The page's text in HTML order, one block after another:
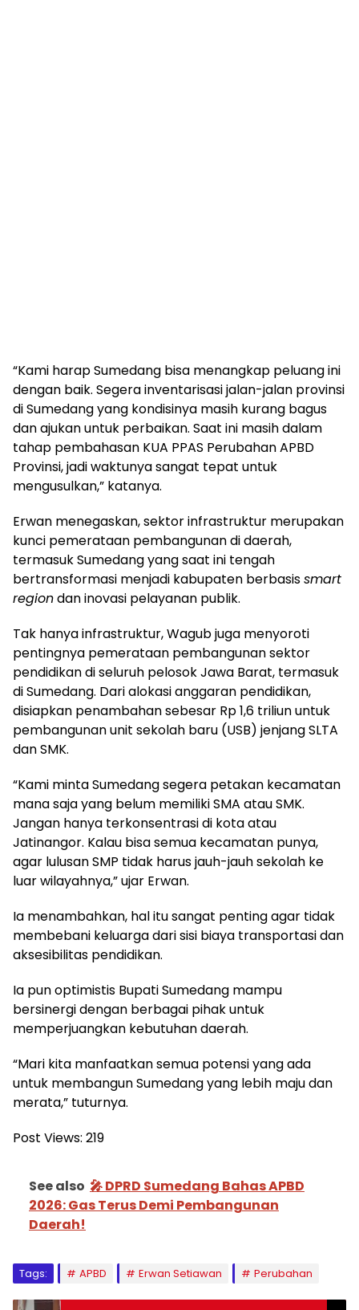
“Kami harap Sumedang bisa menangkap peluang ini
dengan baik. Segera inventarisasi jalan-jalan provinsi
di Sumedang yang kondisinya masih kurang bagus
dan ajukan untuk perbaikan. Saat ini masih dalam
tahap pembahasan KUA PPAS Perubahan APBD
Provinsi, jadi waktunya sangat tepat untuk
mengusulkan,” katanya.
Erwan menegaskan, sektor infrastruktur merupakan
kunci pemerataan pembangunan di daerah,
termasuk Sumedang yang saat ini tengah
bertransformasi menjadi kabupaten berbasissmart
regiondan inovasi pelayanan publik.
Tak hanya infrastruktur, Wagub juga menyoroti
pentingnya pemerataan pembangunan sektor
pendidikan di seluruh pelosok Jawa Barat, termasuk
di Sumedang. Dari alokasi anggaran pendidikan,
disiapkan penambahan sebesar Rp 1,6 triliun untuk
pembangunan unit sekolah baru (USB) jenjang SLTA
dan SMK.
“Kami minta Sumedang segera petakan kecamatan
mana saja yang belum memiliki SMA atau SMK.
Jangan hanya terkonsentrasi di kota atau
Jatinangor. Kalau bisa semua kecamatan punya,
agar lulusan SMP tidak harus jauh-jauh sekolah ke
luar wilayahnya,” ujar Erwan.
Ia menambahkan, hal itu sangat penting agar tidak
membebani keluarga dari sisi biaya transportasi dan
aksesibilitas pendidikan.
Ia pun optimistis Bupati Sumedang mampu
bersinergi dengan berbagai pihak untuk
memperjuangkan kebutuhan daerah.
“Mari kita manfaatkan semua potensi yang ada
untuk membangun Sumedang yang lebih maju dan
merata,” tuturnya.
Post Views: 219
See also 🎤 DPRD Sumedang Bahas APBD
2026: Gas Terus Demi Pembangunan
Daerah!
Tags: APBD Erwan Setiawan Perubahan